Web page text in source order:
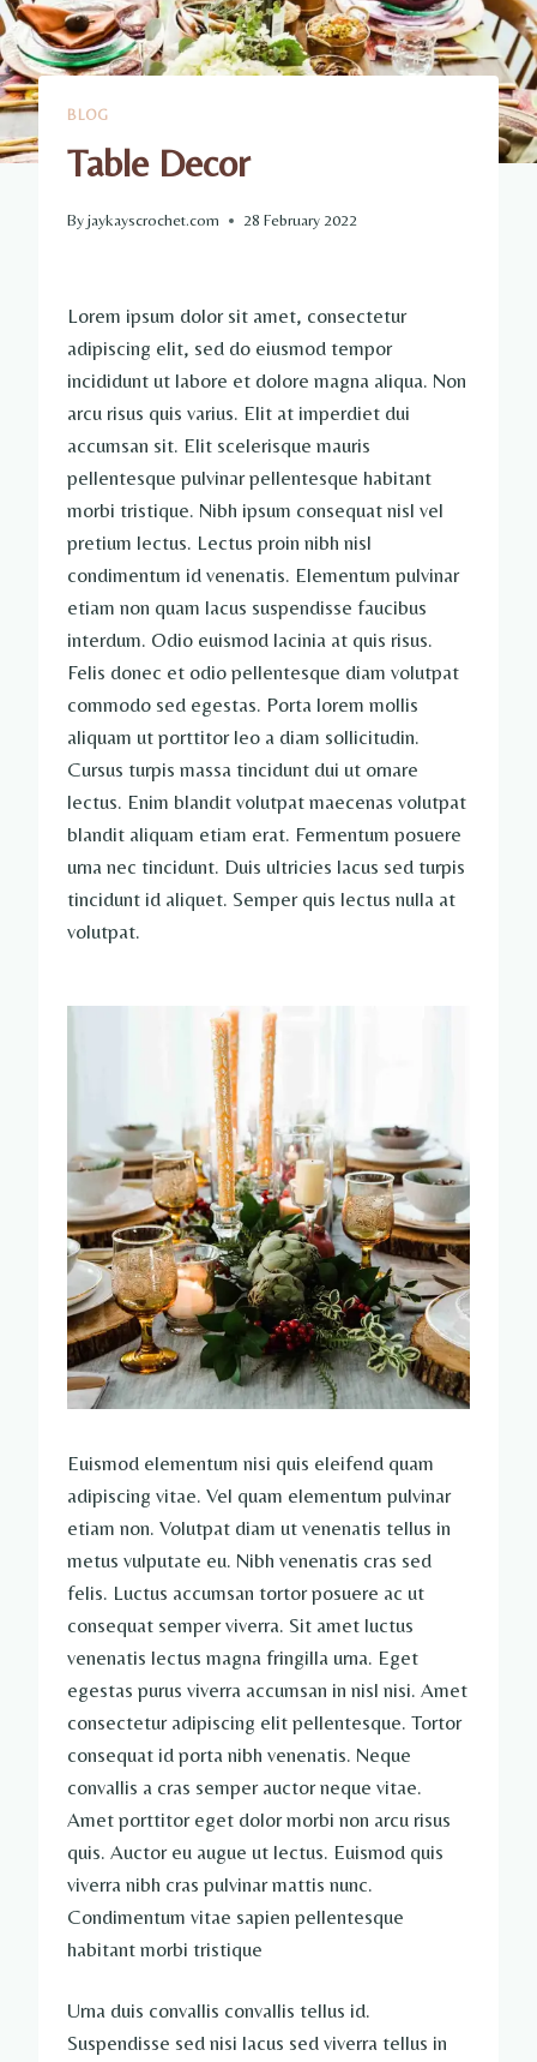
BLOG
Table Decor
Byjaykayscrochet.com 28 February 2022
Lorem ipsum dolor sit amet, consectetur
adipiscing elit, sed do eiusmod tempor
incididunt ut labore et dolore magna aliqua. Non
arcu risus quis varius. Elit at imperdiet dui
accumsan sit. Elit scelerisque mauris
pellentesque pulvinar pellentesque habitant
morbi tristique. Nibh ipsum consequat nisl vel
pretium lectus. Lectus proin nibh nisl
condimentum id venenatis. Elementum pulvinar
etiam non quam lacus suspendisse faucibus
interdum. Odio euismod lacinia at quis risus.
Felis donec et odio pellentesque diam volutpat
commodo sed egestas. Porta lorem mollis
aliquam ut porttitor leo a diam sollicitudin.
Cursus turpis massa tincidunt dui ut ornare
lectus. Enim blandit volutpat maecenas volutpat
blandit aliquam etiam erat. Fermentum posuere
urna nec tincidunt. Duis ultricies lacus sed turpis
tincidunt id aliquet. Semper quis lectus nulla at
volutpat.
Euismod elementum nisi quis eleifend quam
adipiscing vitae. Vel quam elementum pulvinar
etiam non. Volutpat diam ut venenatis tellus in
metus vulputate eu. Nibh venenatis cras sed
felis. Luctus accumsan tortor posuere ac ut
consequat semper viverra. Sit amet luctus
venenatis lectus magna fringilla urna. Eget
egestas purus viverra accumsan in nisl nisi. Amet
consectetur adipiscing elit pellentesque. Tortor
consequat id porta nibh venenatis. Neque
convallis a cras semper auctor neque vitae.
Amet porttitor eget dolor morbi non arcu risus
quis. Auctor eu augue ut lectus. Euismod quis
viverra nibh cras pulvinar mattis nunc.
Condimentum vitae sapien pellentesque
habitant morbi tristique
Urna duis convallis convallis tellus id.
Suspendisse sed nisi lacus sed viverra tellus in